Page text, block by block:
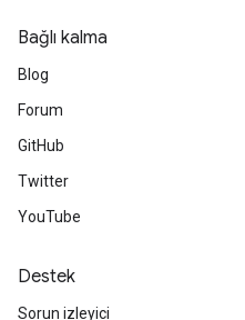
Bağlı kalma
Blog
Forum
GitHub
Twitter
YouTube
Destek
Sorun izleyici